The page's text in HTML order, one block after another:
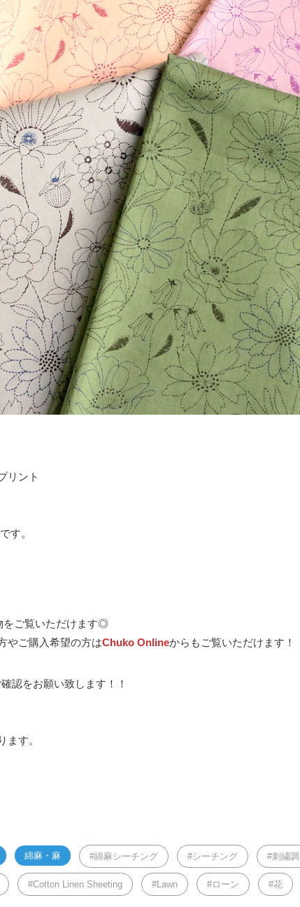
リント
す。
をご覧いただけます◎
やご購入希望の方はChuko Onlineからもご覧いただけます！
認をお願い致します！！
ます。
綿麻・麻 綿麻シーチング シーチング 刺繍
Cotton Linen Sheeting Lawn ローン 花